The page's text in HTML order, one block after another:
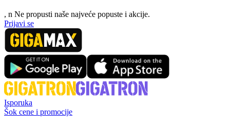
, n Ne propusti naše najveće popuste i akcije.
Prijavi se
Isporuka
Šok cene i promocije